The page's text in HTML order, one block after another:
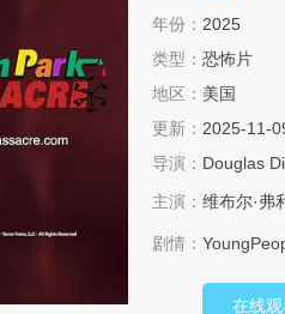
年份： 2025
类型： 恐怖片
地区： 美国
更新： 2025-11-
导演： Douglas
主演： 维布尔·弗
剧情：
在线